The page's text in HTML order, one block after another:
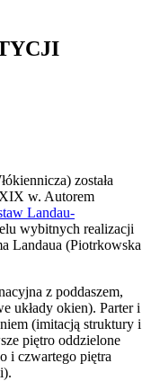
została
w. Autorem
Landau-
wybitnych realizacji
Landaua (Piotrkowska
z poddaszem,
układy okien). Parter i
(imitacją struktury i
piętro oddzielone
i czwartego piętra